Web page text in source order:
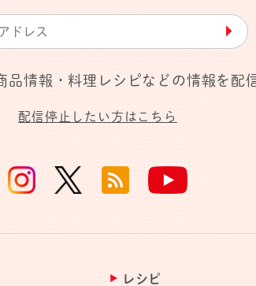
▶︎
品情報・料理レシピなどの情報を配
配信停止したい方はこちら
レシピ